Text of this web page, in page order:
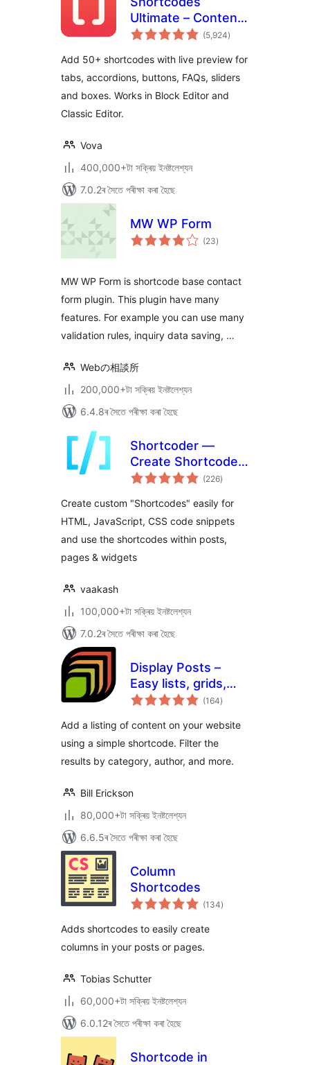
Ultimate – Content
Elements
(5,924টা
মুঠ)
Add 50+ shortcodes with live preview for
tabs, accordions, buttons, FAQs, sliders
and boxes. Works in Block Editor and
Classic Editor.
Vova
400,000+টা সক্ৰিয় ইনষ্টলেশ্যন
7.0.2ৰ সৈতে পৰীক্ষা কৰা হৈছে
MW WP Form
(23টা
মুঠ)
MW WP Form is shortcode base contact
form plugin. This plugin have many
features. For example you can use many
validation rules, inquiry data saving, …
Webの相談所
200,000+টা সক্ৰিয় ইনষ্টলেশ্যন
6.4.8ৰ সৈতে পৰীক্ষা কৰা হৈছে
Shortcoder —
Create Shortcodes
for Anything(226টা
মুঠ)
Create custom "Shortcodes" easily for
HTML, JavaScript, CSS code snippets
and use the shortcodes within posts,
pages & widgets
vaakash
100,000+টা সক্ৰিয় ইনষ্টলেশ্যন
7.0.2ৰ সৈতে পৰীক্ষা কৰা হৈছে
Display Posts –
Easy lists, grids,
navigation, and
(164টা
মুঠ)
Add a listing of content on your website
using a simple shortcode. Filter the
results by category, author, and more.
Bill Erickson
80,000+টা সক্ৰিয় ইনষ্টলেশ্যন
6.6.5ৰ সৈতে পৰীক্ষা কৰা হৈছে
Column
Shortcodes
(134টা
মুঠ)
Adds shortcodes to easily create
columns in your posts or pages.
Tobias Schutter
60,000+টা সক্ৰিয় ইনষ্টলেশ্যন
6.0.12ৰ সৈতে পৰীক্ষা কৰা হৈছে
Shortcode in